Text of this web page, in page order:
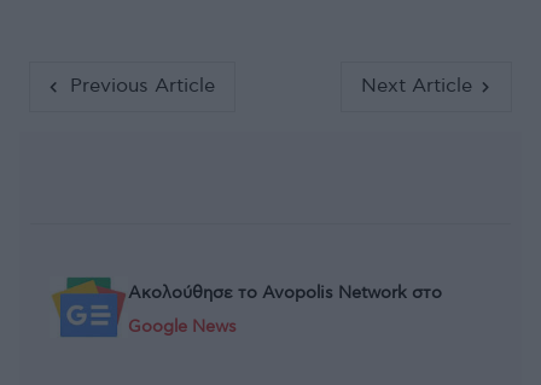
Previous Article Next Article
Ακολούθησε το Avopolis Network στο
Google News